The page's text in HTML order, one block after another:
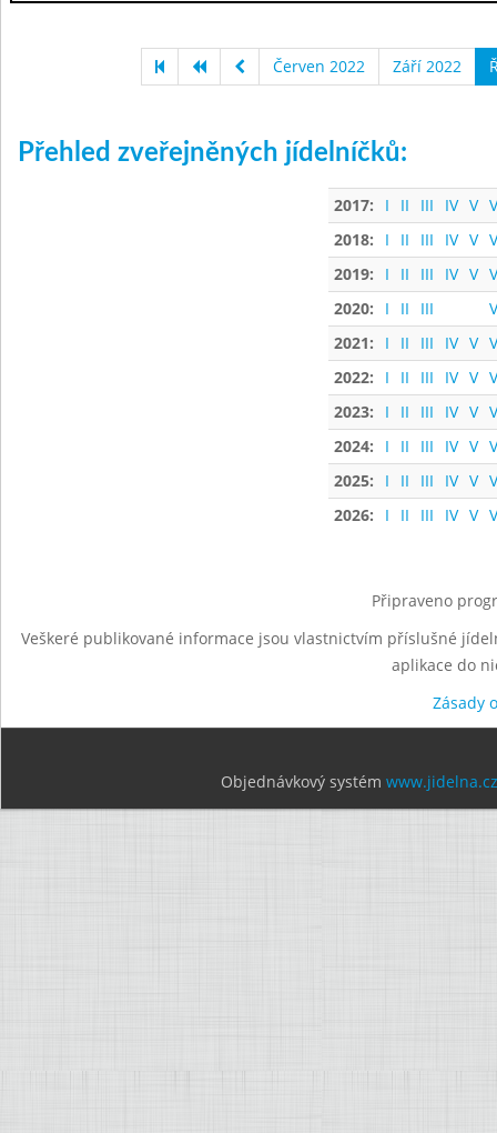
Červen 2022 Září 2022
Přehled zveřejněných jídelníčků:
2017: I II III IV V
2018:
I II III IV V
2019:
I II III IV V
2020:
I II III
2021:
I II III IV V
2022:
I II III IV V
2023:
I II III IV V
2024:
I II III IV V
2025:
I II III IV V
2026:
I II III IV V
Připraveno
Veškeré publikované informace jsou vlastnictvím příslušné
aplikace do
Zásady
Objednávkový systém www.jidelna.cz